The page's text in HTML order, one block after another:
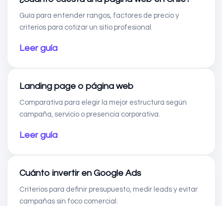
Guía para entender rangos, factores de precio y
criterios para cotizar un sitio profesional.
Leer guía
Landing page o página web
Comparativa para elegir la mejor estructura según
campaña, servicio o presencia corporativa.
Leer guía
Cuánto invertir en Google Ads
Criterios para definir presupuesto, medir leads y evitar
campañas sin foco comercial.